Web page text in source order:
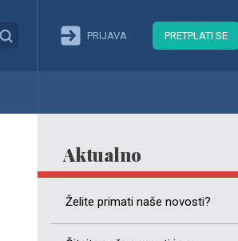
PRIJAVA PRETPLATI SE
Aktualno
Želite primati naše novosti?